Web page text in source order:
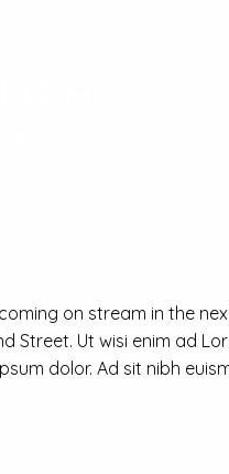
on stream in the
Street. Ut wisi enim ad
dolor. Ad sit nibh